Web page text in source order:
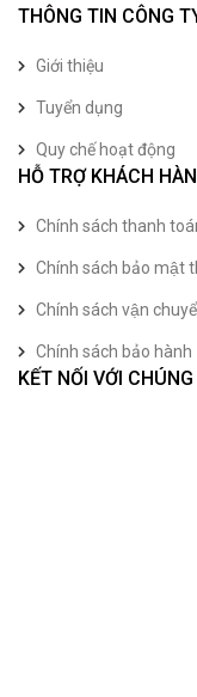
THÔNG TIN CÔNG
Giới thiệu
Tuyển dụng
Quy chế hoạt động
HỖ TRỢ KHÁCH
Chính sách thanh
Chính sách bảo mật
Chính sách vận
Chính sách bảo hành
KẾT NỐI VỚI